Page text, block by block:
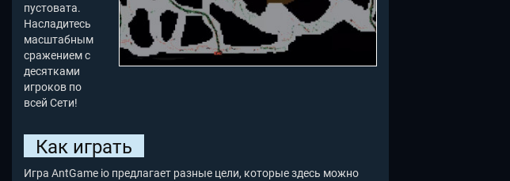
пустовата.
Насладитесь
масштабным
сражением с
десятками
игроков по
всей Сети!
Как играть
Игра AntGame io предлагает разные цели, которые здесь можно